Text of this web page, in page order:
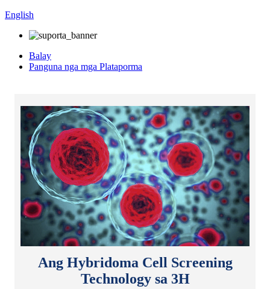
English
Balay
Panguna nga mga Plataporma
Ang Hybridoma Cell Screening
Technology sa 3H